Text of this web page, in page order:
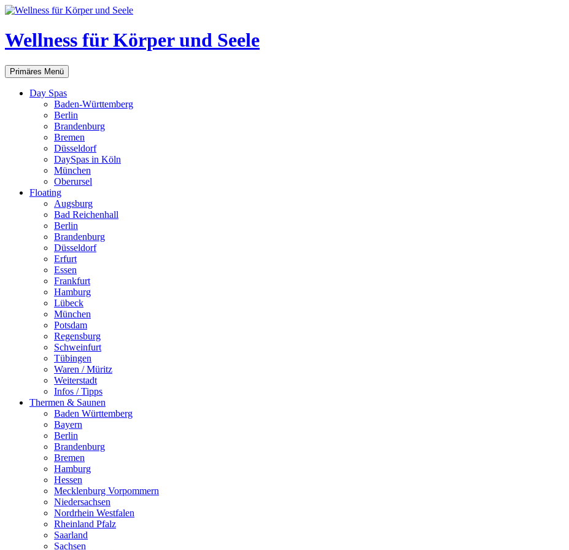
Zum
springen
Wellness für Körper und Seele
Suchen
Primäres Menü
Day Spas
Baden-Württemberg
Berlin
Brandenburg
Bremen
Düsseldorf
DaySpas in Köln
München
Oberursel
Floating
Augsburg
Bad Reichenhall
Berlin
Brandenburg
Düsseldorf
Erfurt
Essen
Frankfurt
Hamburg
Lübeck
München
Potsdam
Regensburg
Schweinfurt
Tübingen
Waren / Müritz
Weiterstadt
Infos / Tipps
Thermen & Saunen
Baden Württemberg
Bayern
Berlin
Brandenburg
Bremen
Hamburg
Hessen
Mecklenburg Vorpommern
Niedersachsen
Nordrhein Westfalen
Rheinland Pfalz
Saarland
Sachsen